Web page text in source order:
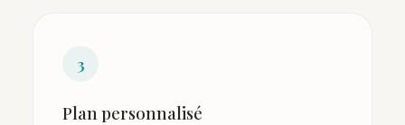
3
Plan personnalisé